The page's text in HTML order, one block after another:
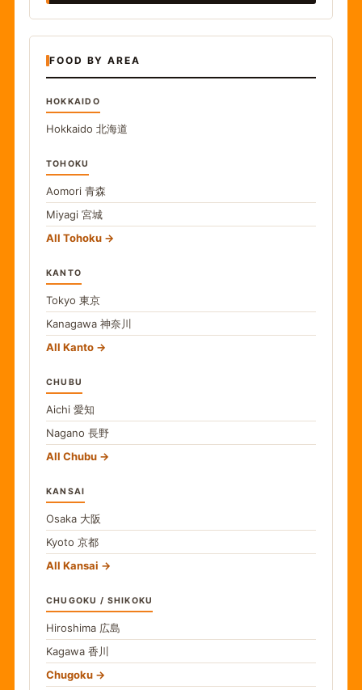
FOOD BY AREA
HOKKAIDO
Hokkaido 北海道
TOHOKU
Aomori 青森
Miyagi 宮城
All Tohoku
KANTO
Tokyo 東京
Kanagawa 神奈川
All Kanto
CHUBU
Aichi 愛知
Nagano 長野
All Chubu
KANSAI
Osaka 大阪
Kyoto 京都
All Kansai
CHUGOKU / SHIKOKU
Hiroshima 広島
Kagawa 香川
Chugoku